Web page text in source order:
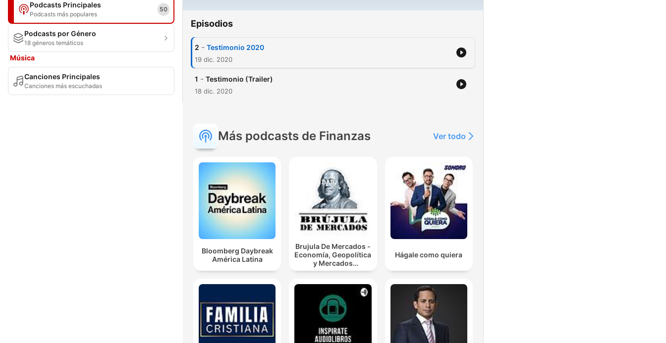
Podcasts Principales
Podcasts más populares
50
Podcasts por Género
18 géneros temáticos
Música
Canciones Principales
Canciones más escuchadas
Episodios
2 - Testimonio 2020
19 dic. 2020
1 - Testimonio (Trailer)
18 dic. 2020
Más podcasts de Finanzas Ver todo
Bloomberg Daybreak
América Latina
Brujula De Mercados -
Economía, Geopolítica
y Mercados
Financieros.
Hágale como quiera